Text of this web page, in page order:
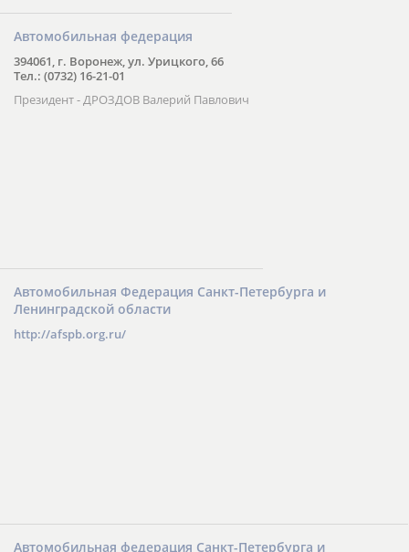
Автомобильная федерация
394061, г. Воронеж, ул. Урицкого, 66
Тел.: (0732) 16-21-01
Президент - ДРОЗДОВ Валерий Павлович
Автомобильная Федерация Санкт-Петербурга и
Ленинградской области
http://afspb.org.ru/
Автомобильная федерация Санкт-Петербурга и